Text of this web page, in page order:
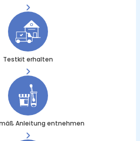
Testkit erhalten
Anleitung entnehmen